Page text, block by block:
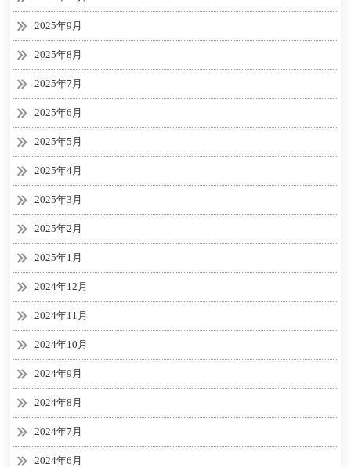
2025年9月
2025年8月
2025年7月
2025年6月
2025年5月
2025年4月
2025年3月
2025年2月
2025年1月
2024年12月
2024年11月
2024年10月
2024年9月
2024年8月
2024年7月
2024年6月